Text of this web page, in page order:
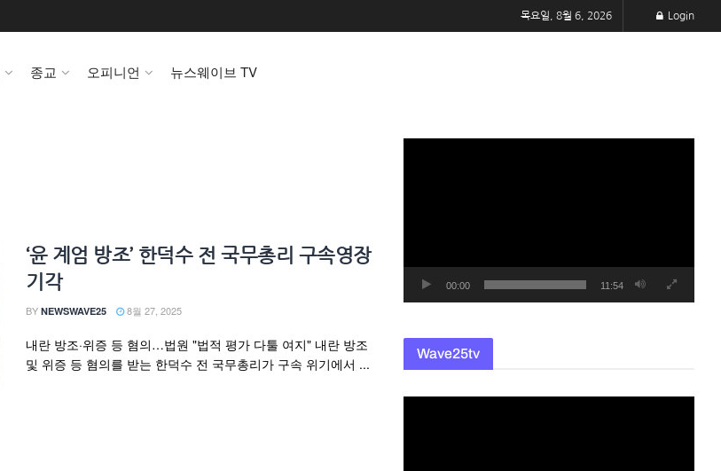
목요일, 8월 6, 2026 Login
종교 오피니언 뉴스웨이브 TV
‘윤 계엄 방조’ 한덕수 전 국무총리 구속영장
기각
BY NEWSWAVE25 8월 27, 2025
내란 방조·위증 등 혐의…법원 "법적 평가 다툴 여지" 내란 방조
및 위증 등 혐의를 받는 한덕수 전 국무총리가 구속 위기에서 ...
00:00 11:54
Wave25tv